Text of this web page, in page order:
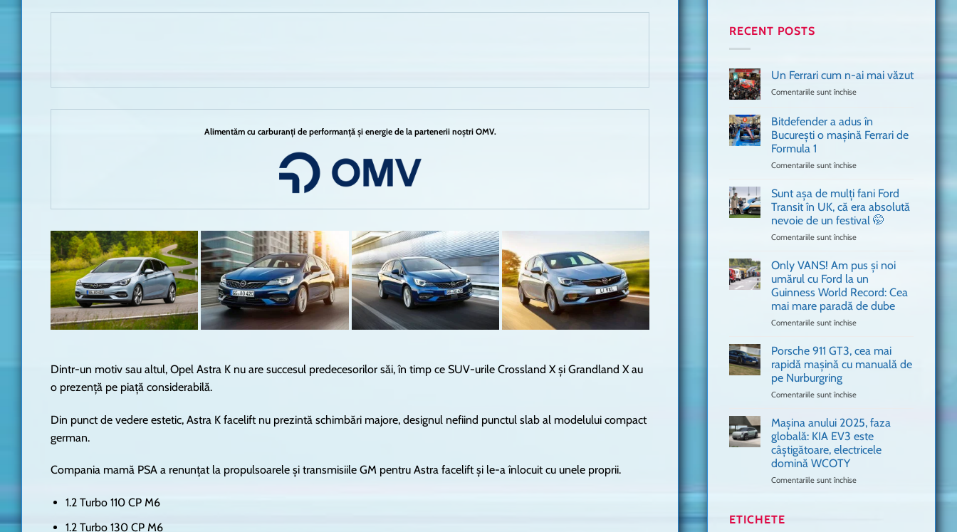
Alimentăm cu carburanți de performanță și energie de la partenerii noștri OMV.
Dintr-un motiv sau altul, Opel Astra K nu are succesul predecesorilor săi, în timp ce SUV-urile Crossland X și Grandland X au
o prezență pe piață considerabilă.
Din punct de vedere estetic, Astra K facelift nu prezintă schimbări majore, designul nefiind punctul slab al modelului compact
german.
Compania mamă PSA a renunțat la propulsoarele și transmisiile GM pentru Astra facelift și le-a înlocuit cu unele proprii.
1.2 Turbo 110 CP M6
1.2 Turbo 130 CP M6
RECENT POSTS
Un Ferrari cum n-ai mai văzut
Comentariile sunt închise
Ferrari
cum
n-
Bitdefender a adus în
București o mașină Ferrari de
Formula 1
Comentariile sunt închise
a
adus
în
București
Ferrari
Formula
1
Sunt așa de mulți fani Ford
Transit în UK, că era absolută
nevoie de un festival 🤭
Comentariile sunt închise
de
mulți
fani
Ford
că
era
un
festival
🤭
Only VANS! Am pus și noi
umărul cu Ford la un
Guinness World Record: Cea
mai mare paradă de dube
Comentariile sunt închise
Am
pus
cu
Ford
la
un
Porsche 911 GT3, cea mai
rapidă mașină cu manuală de
pe Nurburgring
Comentariile sunt închise
911
GT3,
cea
mai
Mașina anului 2025, faza
globală: KIA EV3 este
câștigătoare, electricele
domină WCOTY
Comentariile sunt închise
ETICHETE